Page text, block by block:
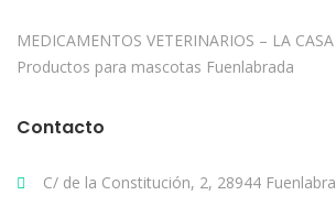
MEDICAMENTOS VETERINARIOS – LA
Productos para mascotas Fuenlabrada
Contacto
C/ de la Constitución, 2, 28944